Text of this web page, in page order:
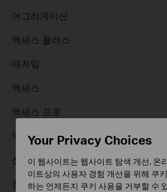
어그리게이션
액세스 플러스
애자일
액세스
액세스 프로
액세스 맥스
산업용
캠퍼스
Your Privacy Choices
이 웹사이트는 웹사이트 탐색 개선, 온
이트상의 사용자 경험 개선을 위해 쿠
하는 언제든지 쿠키 사용을 거부할 수